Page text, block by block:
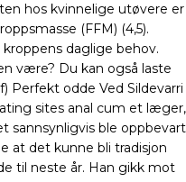
hos kvinnelige utøvere er
(FFM) (4,5).
daglige behov.
være? Du kan også laste
Perfekt odde Ved Sildevarri
sites anal cum et læger,
sannsynligvis ble oppbevart
at det kunne bli tradisjon
til neste år. Han gikk mot